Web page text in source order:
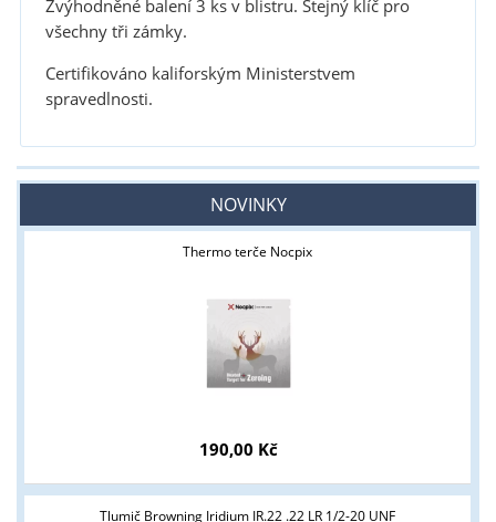
Zvýhodněné balení 3 ks v blistru. Stejný klíč pro
všechny tři zámky.
Certifikováno kaliforským Ministerstvem
spravedlnosti.
NOVINKY
Thermo terče Nocpix
190,00 Kč
Tlumič Browning Iridium IR.22 .22 LR 1/2-20 UNF